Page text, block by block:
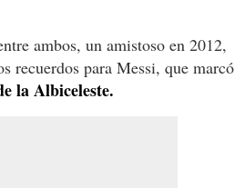
ambos, un amistoso en 2012,
recuerdos para Messi, que marcó
la Albiceleste.